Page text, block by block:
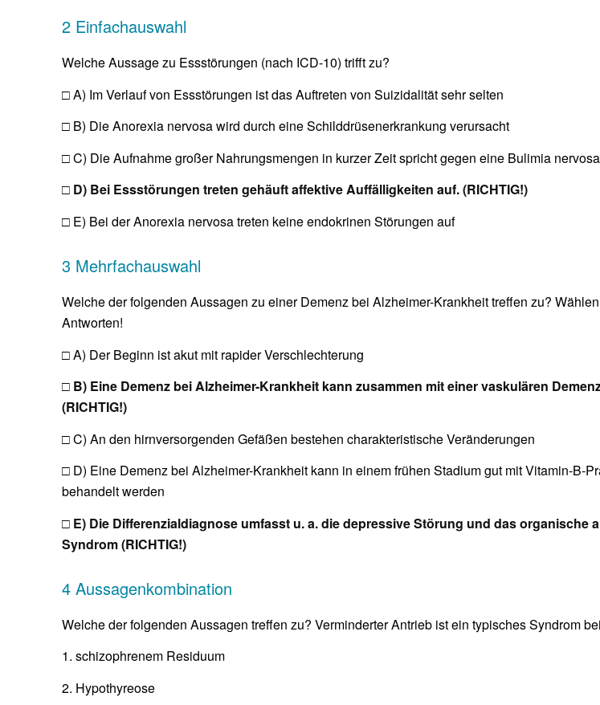
2 Einfachauswahl
Welche Aussage zu Essstörungen (nach ICD-10) trifft zu?
□ A) Im Verlauf von Essstörungen ist das Auftreten von Suizidalität sehr selten
□ B) Die Anorexia nervosa wird durch eine Schilddrüsenerkrankung verursacht
□ C) Die Aufnahme großer Nahrungsmengen in kurzer Zeit spricht gegen eine Bulimia nervosa
□ D) Bei Essstörungen treten gehäuft affektive Auffälligkeiten auf. (RICHTIG!)
□ E) Bei der Anorexia nervosa treten keine endokrinen Störungen auf
3 Mehrfachauswahl
Welche der folgenden Aussagen zu einer Demenz bei Alzheimer-Krankheit treffen zu?
Antworten!
□ A) Der Beginn ist akut mit rapider Verschlechterung
□ B) Eine Demenz bei Alzheimer-Krankheit kann zusammen mit einer vaskulären
(RICHTIG!)
□ C) An den hirnversorgenden Gefäßen bestehen charakteristische Veränderungen
□ D) Eine Demenz bei Alzheimer-Krankheit kann in einem frühen Stadium gut mit Vitamin-B-
behandelt werden
□ E) Die Differenzialdiagnose umfasst u. a. die depressive Störung und das organische
Syndrom (RICHTIG!)
4 Aussagenkombination
Welche der folgenden Aussagen treffen zu? Verminderter Antrieb ist ein typisches Syndrom bei
1. schizophrenem Residuum
2. Hypothyreose